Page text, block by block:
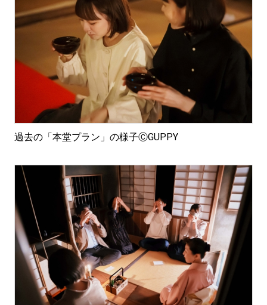
過去の「本堂プラン」の様子ⒸGUPPY